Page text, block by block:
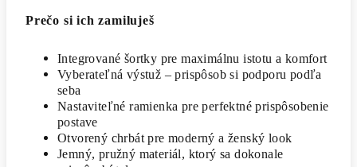
Prečo si ich zamiluješ
Integrované šortky pre maximálnu istotu a komfort
Vyberateľná výstuž – prispôsob si podporu podľa
seba
Nastaviteľné ramienka pre perfektné prispôsobenie
postave
Otvorený chrbát pre moderný a ženský look
Jemný, pružný materiál, ktorý sa dokonale